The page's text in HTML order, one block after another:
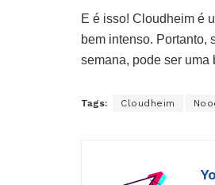
E é isso! Cloudheim é
bem intenso. Portanto,
semana, pode ser uma
Tags: Cloudheim